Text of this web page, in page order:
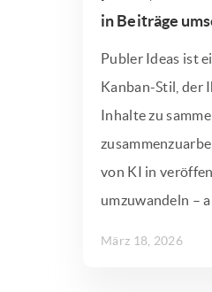
in Beiträge
Publer Ideas ist
Kanban-Stil, der
Inhalte zu
von KI in
umzuwandeln –
März 18, 2026